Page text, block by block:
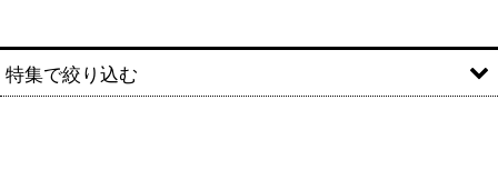
並び順 :
特集で絞り込む